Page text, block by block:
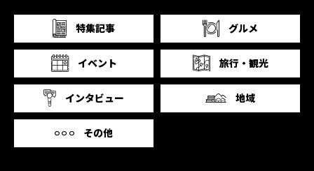
特集記事 グルメ
イベント 旅行・観光
インタビュー 地域
その他